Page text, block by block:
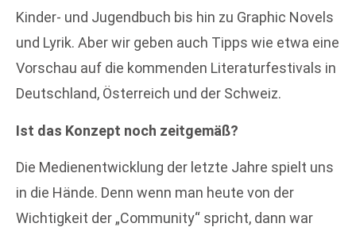
Kinder- und Jugendbuch bis hin zu Graphic Novels
und Lyrik. Aber wir geben auch Tipps wie etwa eine
Vorschau auf die kommenden Literaturfestivals in
Deutschland, Österreich und der Schweiz.
Ist das Konzept noch zeitgemäß?
Die Medienentwicklung der letzte Jahre spielt uns
in die Hände. Denn wenn man heute von der
Wichtigkeit der „Community“ spricht, dann war